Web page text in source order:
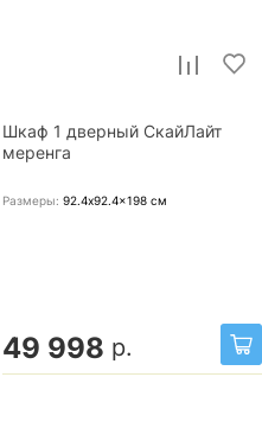
Шкаф 1 дверный СкайЛайт
меренга
Размеры: 92.4x92.4x198 см
49 998 р.